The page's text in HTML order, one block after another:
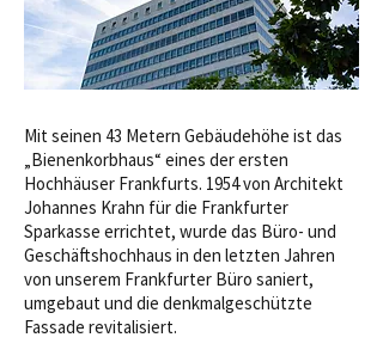
Mit seinen 43 Metern Gebäudehöhe ist das
„Bienenkorbhaus“ eines der ersten
Hochhäuser Frankfurts. 1954 von Architekt
Johannes Krahn für die Frankfurter
Sparkasse errichtet, wurde das Büro- und
Geschäftshochhaus in den letzten Jahren
von unserem Frankfurter Büro saniert,
umgebaut und die denkmalgeschützte
Fassade revitalisiert.